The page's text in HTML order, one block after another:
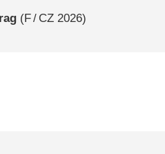
(F/ CZ 2026)